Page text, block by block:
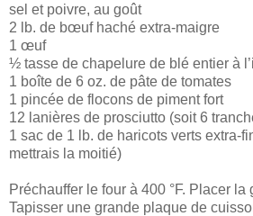
sel et poivre, au goût
2 lb. de bœuf haché extra-maigre
1 œuf
½ tasse de chapelure de blé entier à
1 boîte de 6 oz. de pâte de tomates
1 pincée de flocons de piment fort
12 lanières de prosciutto (soit 6
1 sac de 1 lb. de haricots verts extra-
mettrais la moitié)
Préchauffer le four à 400 °F. Placer la
Tapisser une grande plaque de